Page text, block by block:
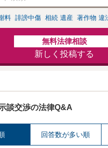
料 誹謗中傷 相続 遺産 著作物 違
無料法律相談
新しく投稿する
談交渉の法律Q&A
回答数が多い順